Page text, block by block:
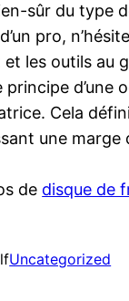
sûr du type
pro,
les outils au
principe
Cela
une
de disque de
Uncategorized